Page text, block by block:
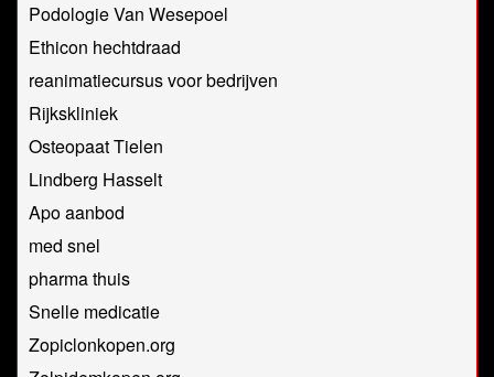
Podologie Van Wesepoel
Ethicon hechtdraad
reanimatiecursus voor bedrijven
Rijkskliniek
Osteopaat Tielen
Lindberg Hasselt
Apo aanbod
med snel
pharma thuis
Snelle medicatie
Zopiclonkopen.org